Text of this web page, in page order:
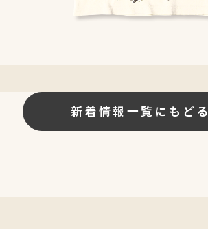
新着情報一覧にもどる